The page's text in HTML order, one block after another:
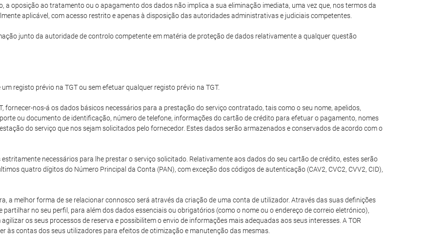
a oposição ao tratamento ou o apagamento dos dados não implica a sua eliminação imediata, uma vez que, nos termos da
aplicável, com acesso restrito e apenas à disposição das autoridades administrativas e judiciais competentes.
junto da autoridade de controlo competente em matéria de proteção de dados relativamente a qualquer questão
registo prévio na TGT ou sem efetuar qualquer registo prévio na TGT.
fornecer-nos-á os dados básicos necessários para a prestação do serviço contratado, tais como o seu nome, apelidos,
ou documento de identificação, número de telefone, informações do cartão de crédito para efetuar o pagamento, nomes
do serviço que nos sejam solicitados pelo fornecedor. Estes dados serão armazenados e conservados de acordo com o
necessários para lhe prestar o serviço solicitado. Relativamente aos dados do seu cartão de crédito, estes serão
quatro dígitos do Número Principal da Conta (PAN), com exceção dos códigos de autenticação (CAV2, CVC2, CVV2, CID),
a melhor forma de se relacionar connosco será através da criação de uma conta de utilizador. Através das suas definições
no seu perfil, para além dos dados essenciais ou obrigatórios (como o nome ou o endereço de correio eletrónico),
os seus processos de reserva e possibilitem o envio de informações mais adequadas aos seus interesses. A TOR
às contas dos seus utilizadores para efeitos de otimização e manutenção das mesmas.